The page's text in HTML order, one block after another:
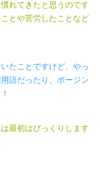
れてきたと思うのです
とや苦労したことなど
たことですけど、やっ
語だったり、ポージン
最初はびっくりします